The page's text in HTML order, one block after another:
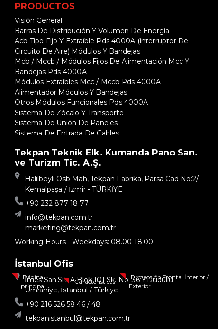
Página
principal
Caracteristicas
Protección Frontal İnterior /
Exterior
PRODUCTOS
Visión General
Barras De Distribución Y Volumen De Energía
Acb Tipo Fijo Y Extraíble Pds 4000A (interruptor De
Circuito De Aire) Módulos Y Bandejas
Mcb / Mccb / Módulos Fijos De Alimentación Mcc Y
Bandejas Pds 4000A
Módulos Extraíbles Mcc / Mccb Pds 4000A
Alimentador Módulos Y Bandejas
Otros Módulos Funcionales Pds 4000A
Sistema De Zócalo Y Transporte
Sistema De Unión De Paneles
Sistema De Entrada De Cables
Tekpan Teknik Elk. Kumanda Pano San.
ve Turizm Tic. A.Ş.
Halilbeyli Osb Mah, Tekpan Fabrika, Parsa Cad No:2/1
Kemalpaşa / İzmir - TÜRKİYE
+90 232 877 18 77
info@tekpan.com.tr
marketing@tekpan.com.tr
Working Hours - Weekdays: 08.00-18.00
İstanbul Ofis
İmes San.Sit. A Blok 101 Sk. No: 36 Y.Dudullu
Ümraniye, İstanbul / Türkiye
+90 216 526 58 46 / 48
tekpanistanbul@tekpan.com.tr